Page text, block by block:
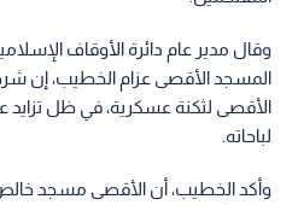
وقال مدير عام دائرة الأوقاف
المسجد الأقصى عزام الخطيب، إن
الأقصى لثكنة عسكرية، في ظل
لباحاته.
وأكد الخطيب، أن الأقصى مسجد